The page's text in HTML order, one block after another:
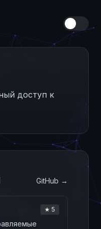
доступ к
GitHub →
★ 5